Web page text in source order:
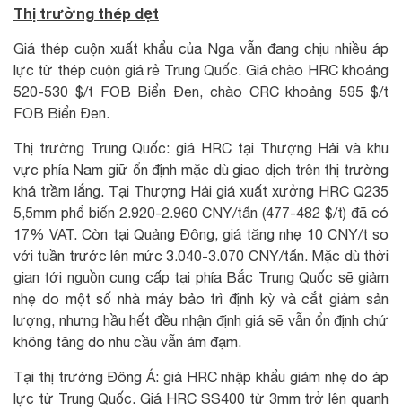
Thị trường thép dẹt
Giá thép cuộn xuất khẩu của Nga vẫn đang chịu nhiều áp
lực từ thép cuộn giá rẻ Trung Quốc. Giá chào HRC khoảng
520-530 $/t FOB Biển Đen, chào CRC khoảng 595 $/t
FOB Biển Đen.
Thị trường Trung Quốc: giá HRC tại Thượng Hải và khu
vực phía Nam giữ ổn định mặc dù giao dịch trên thị trường
khá trầm lắng. Tại Thượng Hải giá xuất xưởng HRC Q235
5,5mm phổ biến 2.920-2.960 CNY/tấn (477-482 $/t) đã có
17% VAT. Còn tại Quảng Đông, giá tăng nhẹ 10 CNY/t so
với tuần trước lên mức 3.040-3.070 CNY/tấn. Mặc dù thời
gian tới nguồn cung cấp tại phía Bắc Trung Quốc sẽ giảm
nhẹ do một số nhà máy bảo trì định kỳ và cắt giảm sản
lượng, nhưng hầu hết đều nhận định giá sẽ vẫn ổn định chứ
không tăng do nhu cầu vẫn ảm đạm.
Tại thị trường Đông Á: giá HRC nhập khẩu giảm nhẹ do áp
lực từ Trung Quốc. Giá HRC SS400 từ 3mm trở lên quanh